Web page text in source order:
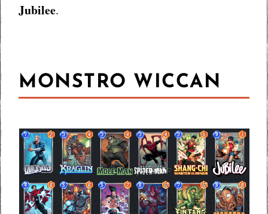
Jubilee.
MONSTRO WICCAN